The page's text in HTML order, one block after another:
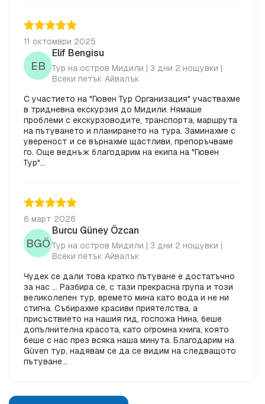
11 октомври 2025
EB
Elif Bengisu
Тур на остров Мидили | 3 дни 2 нощувки |
Всеки петък Айвалък
С участието на "Гювен Тур Организация" участвахме
в тридневна екскурзия до Мидили. Нямаше
проблеми с екскурзоводите, транспортa, маршрута
на пътуването и планирането на тура. Заминахме с
увереност и се върнахме щастливи, препоръчваме
го. Още веднъж благодарим на екипа на "Гювен
Тур"...
6 март 2026
BGÖ
Burcu Güney Özcan
Тур на остров Мидили | 3 дни 2 нощувки |
Всеки петък Айвалък
Чудех се дали това кратко пътуване е достатъчно
за нас ... Разбира се, с тази прекрасна група и този
великолепен тур, времето мина като вода и не ни
стигна. Събирахме красиви приятелства, а
присъствието на нашия гид, госпожа Нина, беше
допълнителна красота, като огромна книга, която
беше с нас през всяка наша минута. Благодарим на
Güven тур, надявам се да се видим на следващото
пътуване...